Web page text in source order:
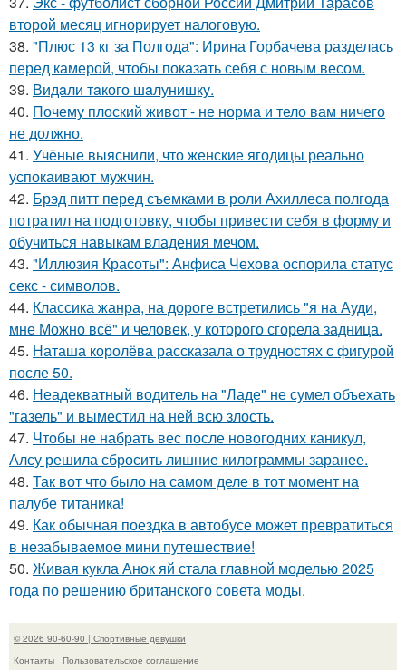
второй месяц игнорирует налоговую.
38. "Плюс 13 кг за Полгода": Ирина Горбачева разделась
перед камерой, чтобы показать себя с новым весом.
39. Видaли тaкого шaлунишку.
40. Почему плоский живот - не норма и тело вам ничего
не должно.
41. Учёные выяснили, что женские ягодицы реально
успокаивают мужчин.
42. Брэд питт перед съемками в роли Ахиллеса полгода
потратил на подготовку, чтобы привести себя в форму и
обучиться навыкам владения мечом.
43. "Иллюзия Красоты": Анфиса Чехова оспорила статус
секс - символов.
44. Классика жанра, на дороге встретились "я на Ауди,
мне Можно всё" и человек, у которого сгорела задница.
45. Наташа королёва рассказала о трудностях с фигурой
после 50.
46. Неадекватный водитель на "Ладе" не сумел объехать
"газель" и выместил на ней всю злость.
47. Чтобы не набрать вес после новогодних каникул,
Алсу решила сбросить лишние килограммы заранее.
48. Так вот что было на самом деле в тот момент на
палубе титаника!
49. Как обычная поездка в автобусе может превратиться
в незабываемое мини путешествие!
50. Живая кукла Анок яй стала главной моделью 2025
года по решению британского совета моды.
© 2026 90-60-90 | Спортивные девушки
Контакты
Пользовательское соглашение